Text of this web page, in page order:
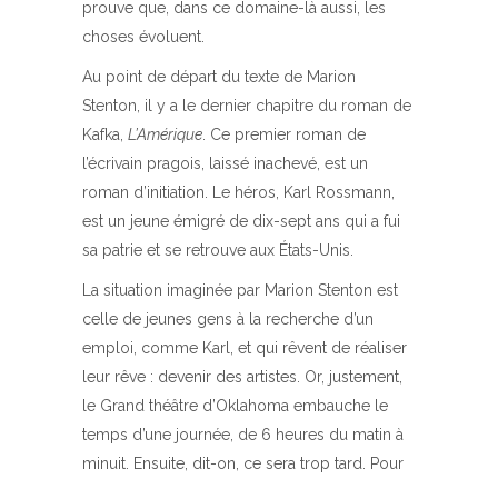
prouve que, dans ce domaine-là aussi, les
choses évoluent.
Au point de départ du texte de Marion
Stenton, il y a le dernier chapitre du roman de
Kafka, L’Amérique . Ce premier roman de
l’écrivain pragois, laissé inachevé, est un
roman d’initiation. Le héros, Karl Rossmann,
est un jeune émigré de dix-sept ans qui a fui
sa patrie et se retrouve aux États-Unis.
La situation imaginée par Marion Stenton est
celle de jeunes gens à la recherche d’un
emploi, comme Karl, et qui rêvent de réaliser
leur rêve : devenir des artistes. Or, justement,
le Grand théâtre d’Oklahoma embauche le
temps d’une journée, de 6 heures du matin à
minuit. Ensuite, dit-on, ce sera trop tard. Pour